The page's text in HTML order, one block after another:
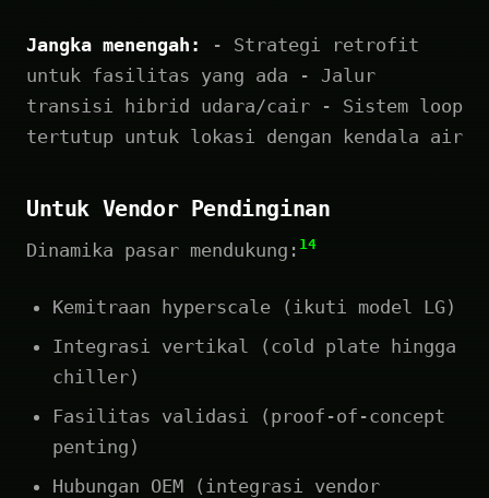
Jangka menengah:
- Strategi retrofit
untuk fasilitas yang ada - Jalur
transisi hibrid udara/cair - Sistem loop
tertutup untuk lokasi dengan kendala air
Untuk Vendor Pendinginan
Dinamika pasar mendukung: 14
Kemitraan hyperscale (ikuti model LG)
Integrasi vertikal (cold plate hingga
chiller)
Fasilitas validasi (proof-of-concept
penting)
Hubungan OEM (integrasi vendor